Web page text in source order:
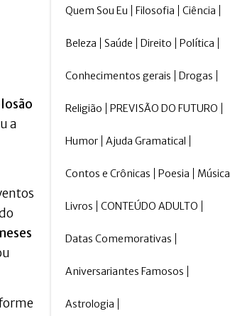
a
Quem Sou Eu Filosofia Ciência
Beleza Saúde Direito Política
Conhecimentos gerais Drogas
Religião PREVISÃO DO FUTURO
Humor Ajuda Gramatical
Contos e Crônicas Poesia Música
Livros CONTEÚDO ADULTO
Datas Comemorativas
Aniversariantes Famosos
Astrologia